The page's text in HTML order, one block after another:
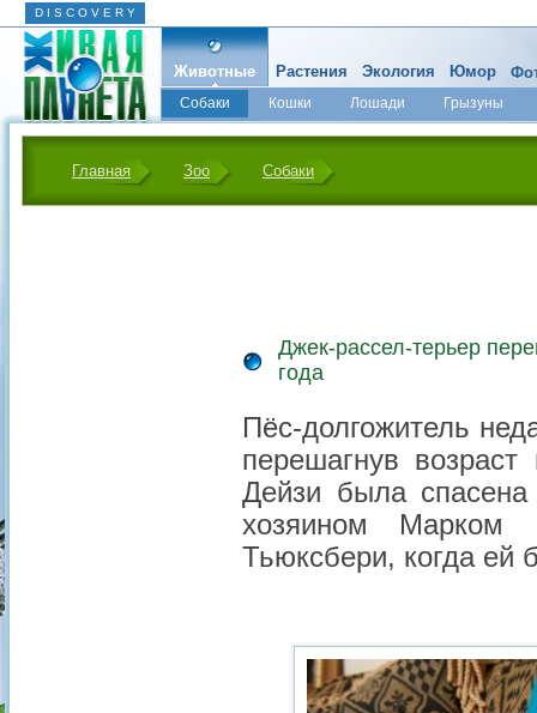
D I S C O V E R Y
Животные
Собаки Кошки Лошади
Грызуны
Микромир
Растения Экология Юмор
Главная Зоо Собаки
Джек-рассел-терьер
года
Пёс-долгожитель
перешагнув
Дейзи была
хозяином Марком
Тьюксбери, когда ей